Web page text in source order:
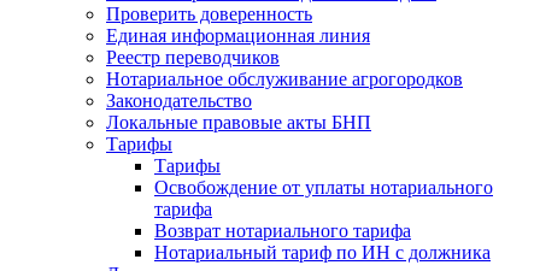
Проверить доверенность
Единая информационная линия
Реестр переводчиков
Нотариальное обслуживание агрогородков
Законодательство
Локальные правовые акты БНП
Тарифы
Тарифы
Освобождение от уплаты нотариального
тарифа
Возврат нотариального тарифа
Нотариальный тариф по ИН с должника